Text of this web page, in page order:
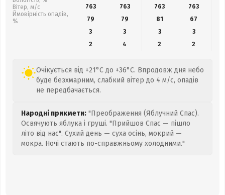
Вітер, м/с
Ймовірність опадів,
%
763
763 763 763
79
79 81
67
3
3 3
3
2
4 2 2
Очікується від +21°C до +36°C. Впродовж дня небо
буде безхмарним, слабкий вітер до 4 м/с, опадів
не передбачається.
Народні прикмети: "Преображення (Яблучний Спас).
Освячують яблука і груші. "Прийшов Спас — пішло
літо від нас". Сухий день — суха осінь, мокрий —
мокра. Ночі стають по-справжньому холодними."